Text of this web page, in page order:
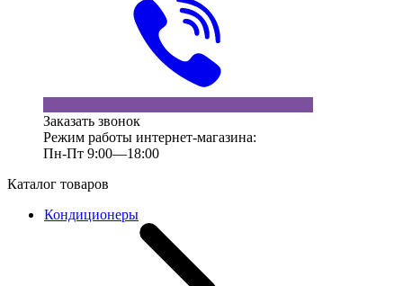
Заказать звонок
Режим работы интернет-магазина:
Пн-Пт 9:00—18:00
Каталог товаров
Кондиционеры